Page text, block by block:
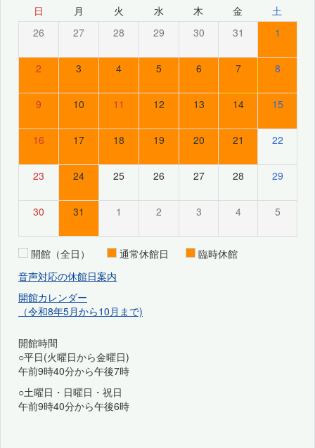
日 月 火 水 木 金 土
26 27 28 29 30 31 1
2 3 4 5 6 7 8
9 10 11 12 13 14 15
16 17 18 19 20 21 22
23 24 25 26 27 28 29
30 31 1 2 3 4 5
開館（全日） 通常休館日
臨時休館
音声対応の休館日案内
開館カレンダー
（令和8年5月から10月まで)
開館時間
○平日(火曜日から金曜日)
午前9時40分から午後7時
○土曜日・日曜日・祝日
午前9時40分から午後6時